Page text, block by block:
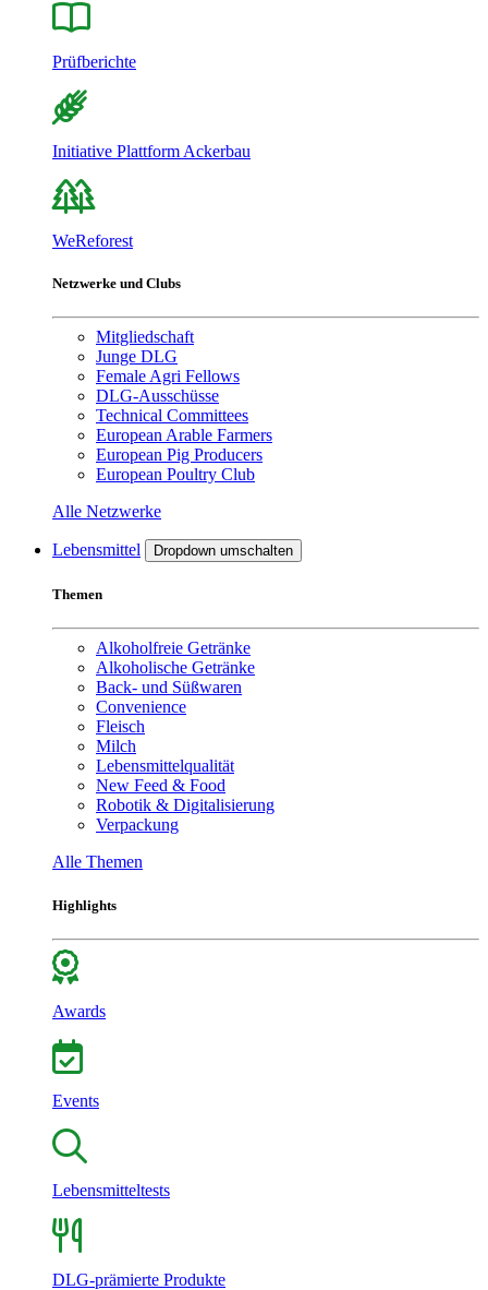
Prüfberichte
Initiative Plattform Ackerbau
WeReforest
Netzwerke und Clubs
Mitgliedschaft
Junge DLG
Female Agri Fellows
DLG-Ausschüsse
Technical Committees
European Arable Farmers
European Pig Producers
European Poultry Club
Alle Netzwerke
Lebensmittel Dropdown umschalten
Themen
Alkoholfreie Getränke
Alkoholische Getränke
Back- und Süßwaren
Convenience
Fleisch
Milch
Lebensmittelqualität
New Feed & Food
Robotik & Digitalisierung
Verpackung
Alle Themen
Highlights
Awards
Events
Lebensmitteltests
DLG-prämierte Produkte